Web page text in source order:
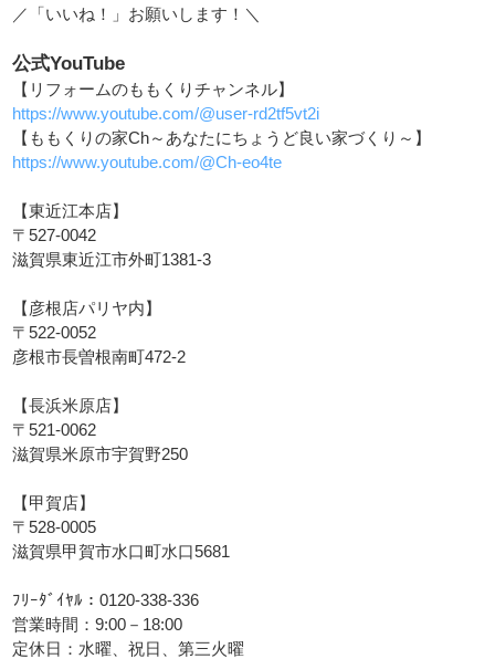
／「いいね！」お願いします！＼
公式YouTube
【リフォームのももくりチャンネル】
https://www.youtube.com/@user-rd2tf5vt2i
【ももくりの家Ch～あなたにちょうど良い家づくり～】
https://www.youtube.com/@Ch-eo4te
【東近江本店】
〒527-0042
滋賀県東近江市外町1381-3
【彦根店パリヤ内】
〒522-0052
彦根市長曽根南町472-2
【長浜米原店】
〒521-0062
滋賀県米原市宇賀野250
【甲賀店】
〒528-0005
滋賀県甲賀市水口町水口5681
ﾌﾘｰﾀﾞｲﾔﾙ：0120-338-336
営業時間：9:00－18:00
定休日：水曜、祝日、第三火曜